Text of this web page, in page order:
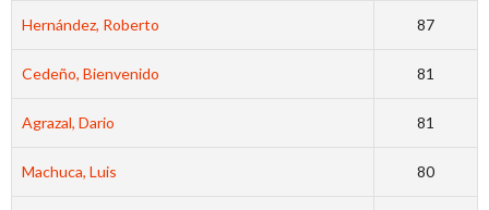
Hernández, Roberto 87
Cedeño, Bienvenido 81
Agrazal, Dario 81
Machuca, Luis 80